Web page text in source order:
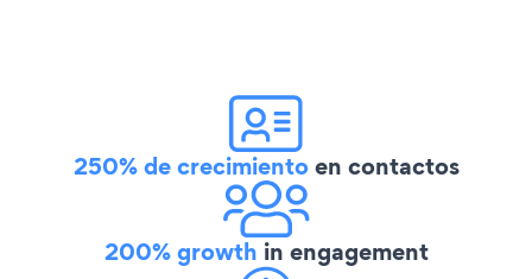
250% de crecimientoen contactos
200% growth in engagement